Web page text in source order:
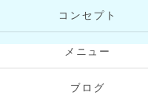
コンセプト
メニュー
ブログ